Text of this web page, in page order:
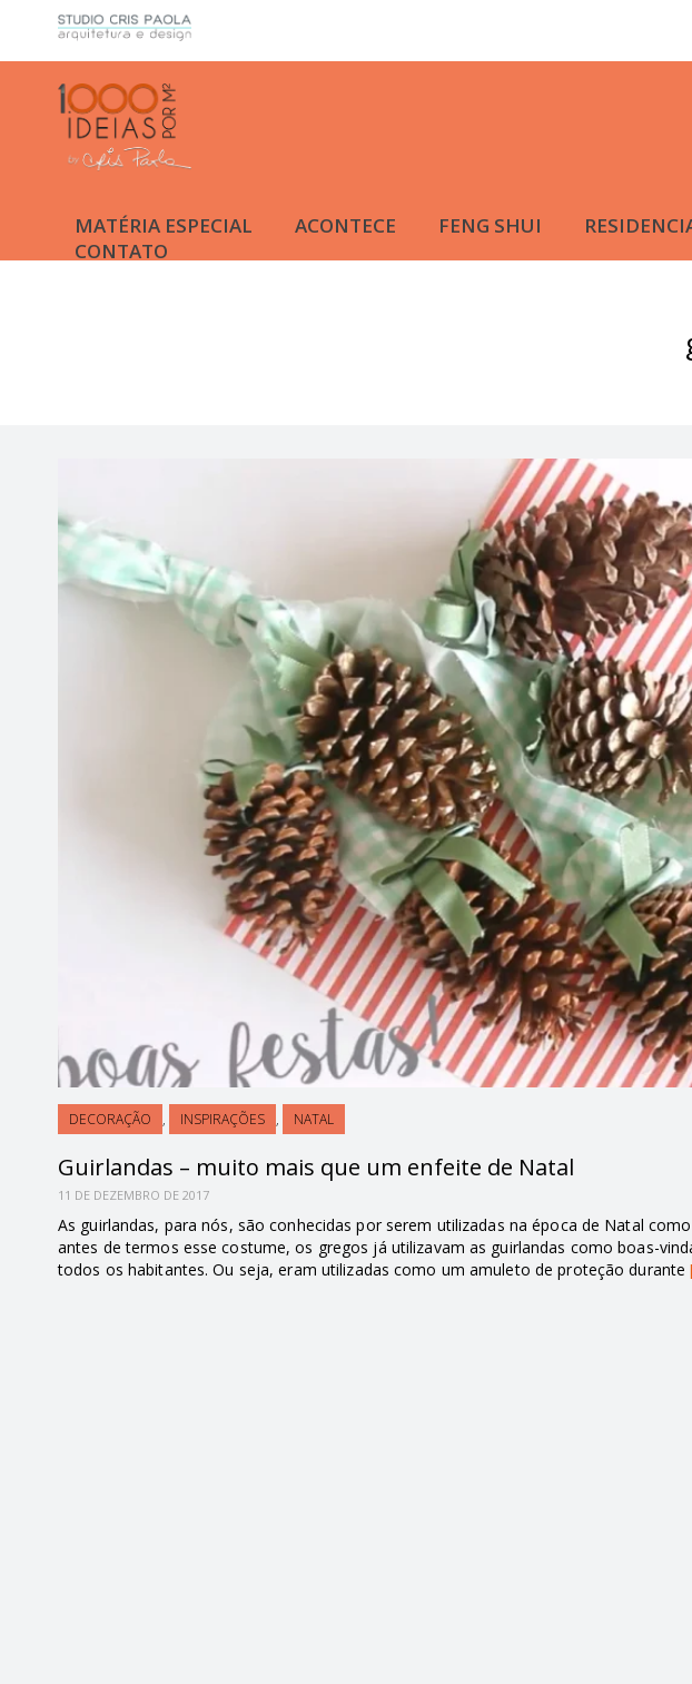
MATÉRIA ESPECIAL ACONTECE FENG SHUI
CONTATO
DECORAÇÃO , INSPIRAÇÕES , NATAL
Guirlandas – muito mais que um enfeite de Natal
11 DE DEZEMBRO DE 2017
As guirlandas, para nós, são conhecidas por serem utilizadas na época de Natal
antes de termos esse costume, os gregos já utilizavam as guirlandas como boas-
todos os habitantes. Ou seja, eram utilizadas como um amuleto de proteção durante